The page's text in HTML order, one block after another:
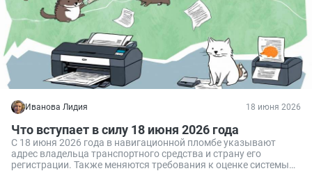
Иванова Лидия 18 июня 2026
Что вступает в силу 18 июня 2026 года
С 18 июня 2026 года в навигационной пломбе указывают
адрес владельца транспортного средства и страну его
регистрации. Также меняются требования к оценке системы